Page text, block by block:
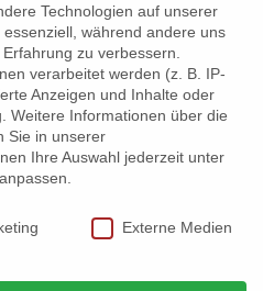
Technologien auf unserer
während andere uns
zu verbessern.
verarbeitet werden (z. B. IP-
Anzeigen und Inhalte oder
Weitere Informationen über die
Sie in unserer
Ihre Auswahl jederzeit unter
Externe Medien